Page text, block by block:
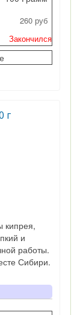
260 руб
Закончился
г
кипрея,
и
работы.
Сибири.